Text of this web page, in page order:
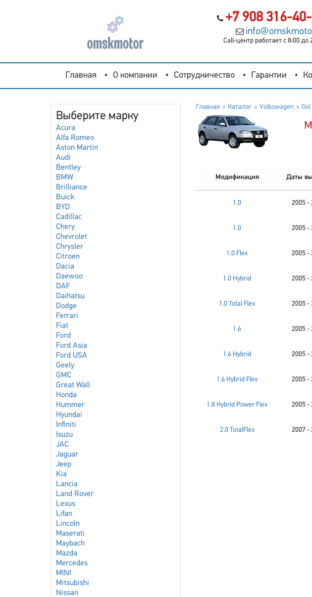
+7 908 316-
Call-центр работает с 8:00 до
Главная О компании Сотрудничество Гарантии
Выберите марку
Acura
Alfa Romeo
Aston Martin
Audi
Bentley
BMW
Brilliance
Buick
BYD
Cadillac
Chery
Chevrolet
Chrysler
Citroen
Dacia
Daewoo
DAF
Daihatsu
Dodge
Ferrari
Fiat
Ford
Ford Asia
Ford USA
Geely
GMC
Great Wall
Honda
Hummer
Hyundai
Infiniti
Isuzu
JAC
Jaguar
Jeep
Kia
Lancia
Land Rover
Lexus
Lifan
Lincoln
Maserati
Maybach
Mazda
Mercedes
MINI
Mitsubishi
Nissan
Главная Каталог Volkswagen Gol
Модификация Даты
1.0 2005 -
1.0 2005 -
1.0 Flex 2005 -
1.0 Hybrid 2005 -
1.0 Total Flex 2005 -
1.6 2005 -
1.6 Hybrid 2005 -
1.6 Hybrid Flex 2005 -
1.8 Hybrid Power Flex 2005 -
2.0 TotalFlex 2007 -